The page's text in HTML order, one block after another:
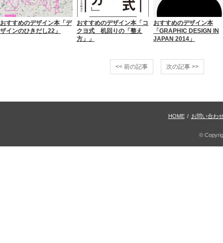
おすすめのデザイン本「デ
ザインのひきだし22」
おすすめのデザイン本「コ
クヨ式 机回りの「整え
方」」
おすすめのデザイン本
「GRAPHIC DESIGN IN
JAPAN 2014」
<< 前の記事 次の記事 >>
HOME / お問い合わ
©